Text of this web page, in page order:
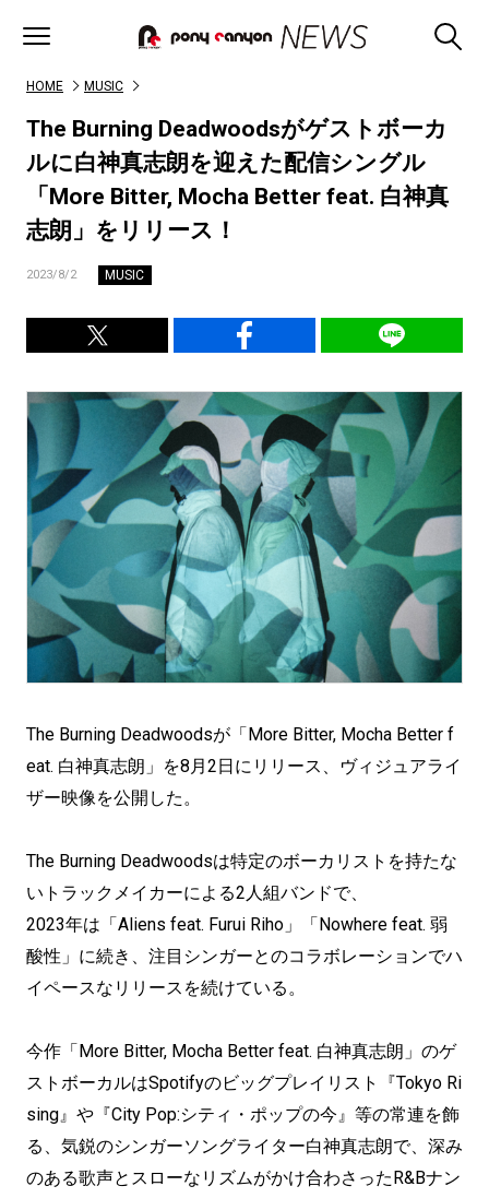
HOME MUSIC
The Burning Deadwoodsがゲストボーカ
ルに白神真志朗を迎えた配信シングル
「More Bitter, Mocha Better feat. 白神真
志朗」をリリース！
2023/8/2 MUSIC
The Burning Deadwoodsが「More Bitter, Mocha Better f
eat. 白神真志朗」を8月2日にリリース、ヴィジュアライ
ザー映像を公開した。
The Burning Deadwoodsは特定のボーカリストを持たな
いトラックメイカーによる2人組バンドで、
2023年は「Aliens feat. Furui Riho」「Nowhere feat. 弱
酸性」に続き、注目シンガーとのコラボレーションでハ
イペースなリリースを続けている。
今作「More Bitter, Mocha Better feat. 白神真志朗」のゲ
ストボーカルはSpotifyのビッグプレイリスト『Tokyo Ri
sing』や『City Pop:シティ・ポップの今』等の常連を飾
る、気鋭のシンガーソングライター白神真志朗で、深み
のある歌声とスローなリズムがかけ合わさったR&Bナン